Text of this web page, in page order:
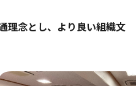
理念とし、より良い組織文